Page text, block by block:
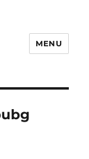
Pasti
MENU